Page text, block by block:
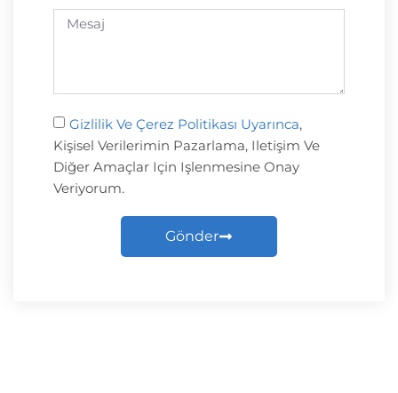
Gizlilik Ve Çerez Politikası Uyarınca,
Kişisel Verilerimin Pazarlama, Iletişim Ve
Diğer Amaçlar Için Işlenmesine Onay
Veriyorum.
Gönder